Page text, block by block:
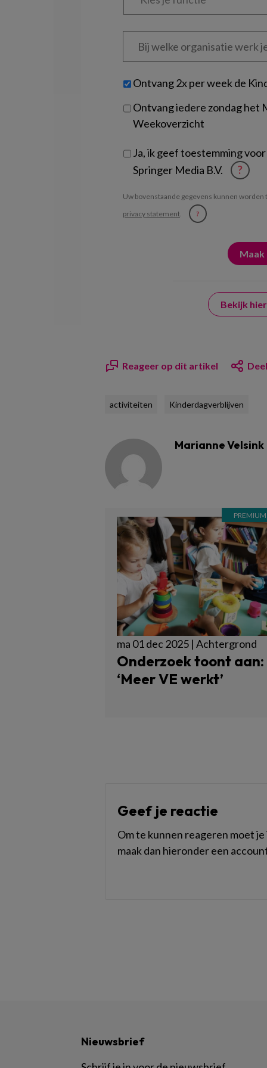
Bij
welke
je?
Untitled
Ontvang 2x per week de
Ontvang iedere zondag het
Weekoverzicht
Ja, ik geef toestemming
Springer Media B.V.
?
Uw bovenstaande gegevens kunnen
privacy statement. ?
Bekijk
Reageer op dit artikel
activiteiten Kinderdagverblijven
Marianne Velsink
ma 01 dec 2025 | Achtergrond
Onderzoek toont aan:
‘Meer VE werkt’
Geef je reactie
Om te kunnen reageren moet
maak dan hieronder een
Nieuwsbrief